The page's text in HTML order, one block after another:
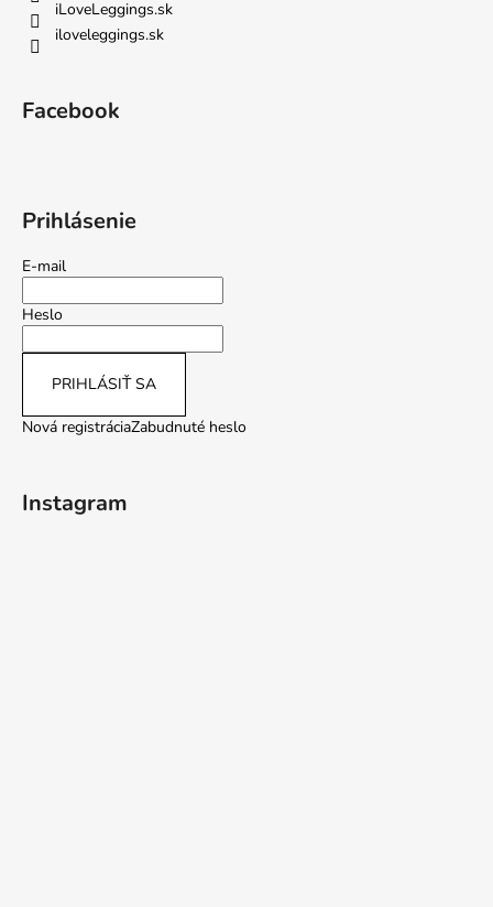
iLoveLeggings.sk
iloveleggings.sk
Facebook
Prihlásenie
E-mail
Heslo
PRIHLÁSIŤ SA
Nová registráciaZabudnuté heslo
Instagram